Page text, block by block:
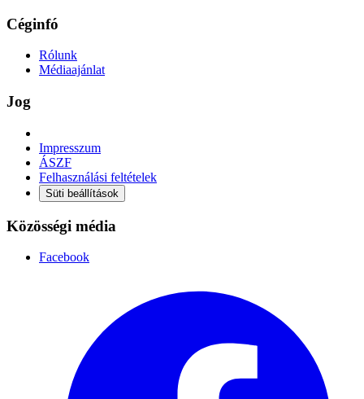
Céginfó
Rólunk
Médiaajánlat
Jog
Impresszum
ÁSZF
Felhasználási feltételek
Süti beállítások
Közösségi média
Facebook